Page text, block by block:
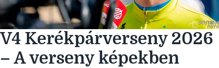
V4 Kerékpárverseny 2026
– A verseny képekben